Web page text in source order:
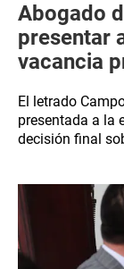
Abogado
presentar
vacancia
El letrado
presentada a la
decisión final